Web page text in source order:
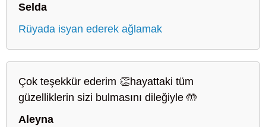
Selda
Rüyada isyan ederek ağlamak
Çok teşekkür ederim 👏hayattaki tüm
güzelliklerin sizi bulmasını dileğiyle 🤲
Aleyna